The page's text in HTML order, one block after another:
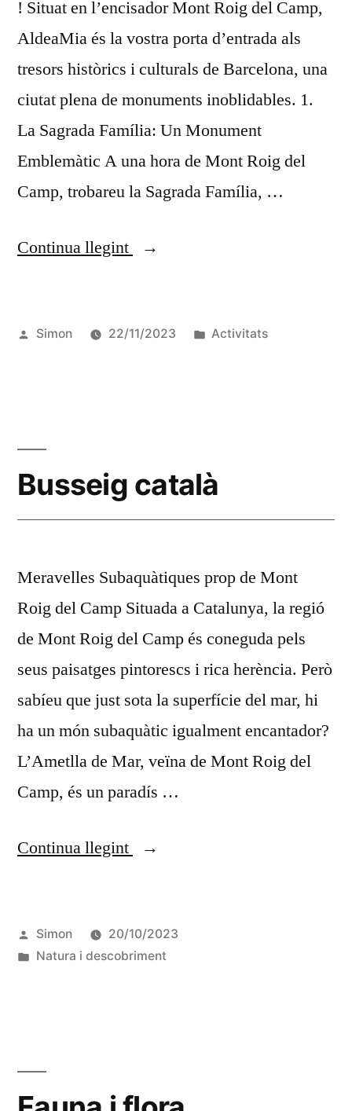
! Situat en l’encisador Mont Roig del Camp,
AldeaMia és la vostra porta d’entrada als
tresors històrics i culturals de Barcelona, una
ciutat plena de monuments inoblidables. 1.
La Sagrada Família: Un Monument
Emblemàtic A una hora de Mont Roig del
Camp, trobareu la Sagrada Família, …
Continua llegint
Simon 22/11/2023 Activitats
Busseig català
Meravelles Subaquàtiques prop de Mont
Roig del Camp Situada a Catalunya, la regió
de Mont Roig del Camp és coneguda pels
seus paisatges pintorescs i rica herència. Però
sabíeu que just sota la superfície del mar, hi
ha un món subaquàtic igualment encantador?
L’Ametlla de Mar, veïna de Mont Roig del
Camp, és un paradís …
Continua llegint
Simon
20/10/2023
Natura i descobriment